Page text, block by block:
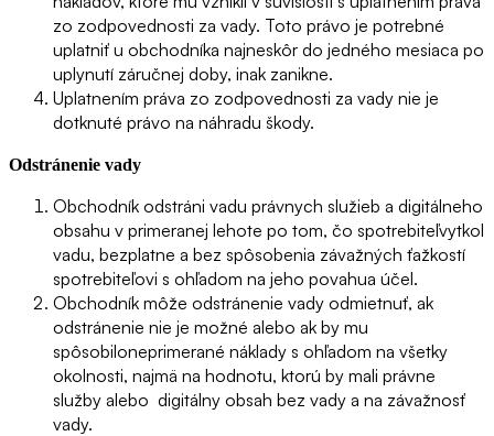
zo zodpovednosti za vady. Toto právo je potrebné
uplatniť u obchodníka najneskôr do jedného mesiaca po
uplynutí záručnej doby, inak zanikne.
Uplatnením práva zo zodpovednosti za vady nie je
dotknuté právo na náhradu škody.
Odstránenie vady
Obchodník odstráni vadu právnych služieb a digitálneho
obsahu v primeranej lehote po tom, čo spotrebiteľvytkol
vadu, bezplatne a bez spôsobenia závažných ťažkostí
spotrebiteľovi s ohľadom na jeho povahua účel.
Obchodník môže odstránenie vady odmietnuť, ak
odstránenie nie je možné alebo ak by mu
spôsobiloneprimerané náklady s ohľadom na všetky
okolnosti, najmä na hodnotu, ktorú by mali právne
služby alebo digitálny obsah bez vady a na závažnosť
vady.